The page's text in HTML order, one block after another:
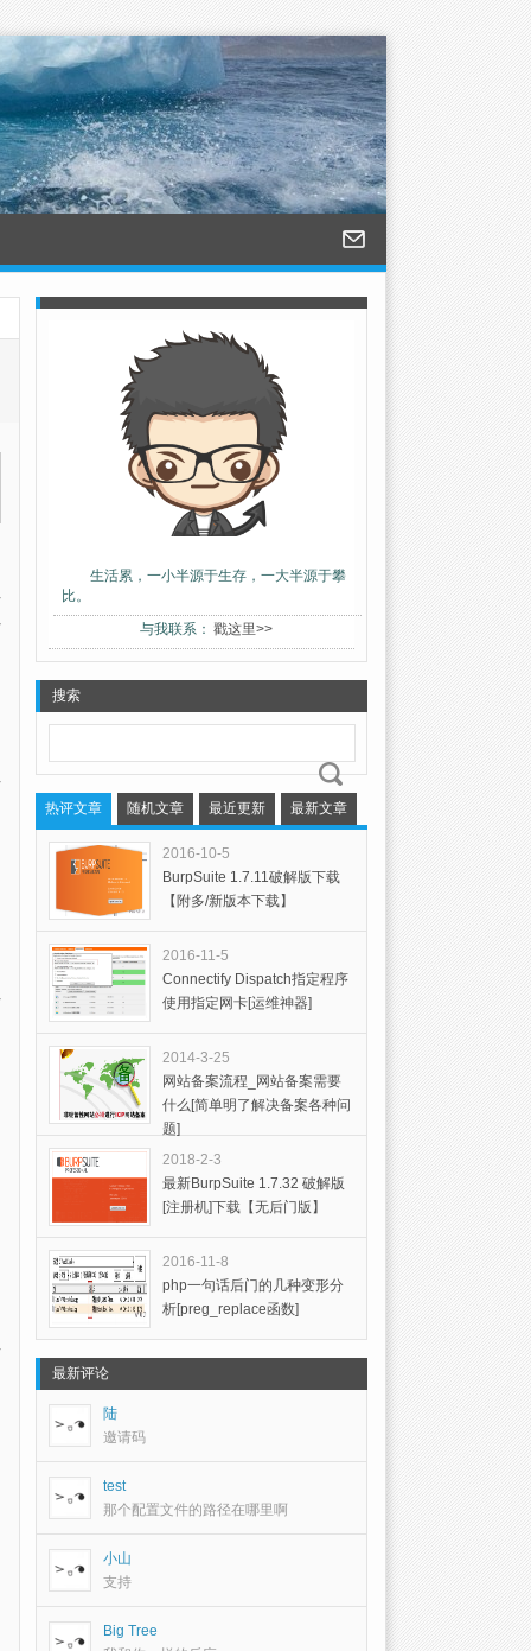
生活累，一小半源于生存，一大半源于攀
比。
与我联系： 戳这里>>
搜索
热评文章 随机文章 最近更新 最新文章
2016-10-5
BurpSuite 1.7.11破解版下载
【附多/新版本下载】
2016-11-5
Connectify Dispatch指定程序
使用指定网卡[运维神器]
2014-3-25
网站备案流程_网站备案需要
什么[简单明了解决备案各种问
题]
2018-2-3
最新BurpSuite 1.7.32 破解版
[注册机]下载【无后门版】
2016-11-8
php一句话后门的几种变形分
析[preg_replace函数]
最新评论
陆
邀请码
test
那个配置文件的路径在哪里啊
小山
支持
Big Tree